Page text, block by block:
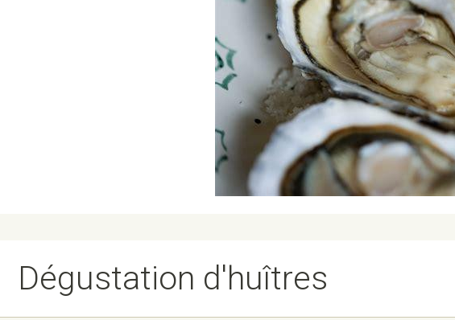
Dégustation d'huîtres